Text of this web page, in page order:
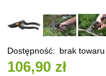
Dostępność: brak towaru
106,90 zł